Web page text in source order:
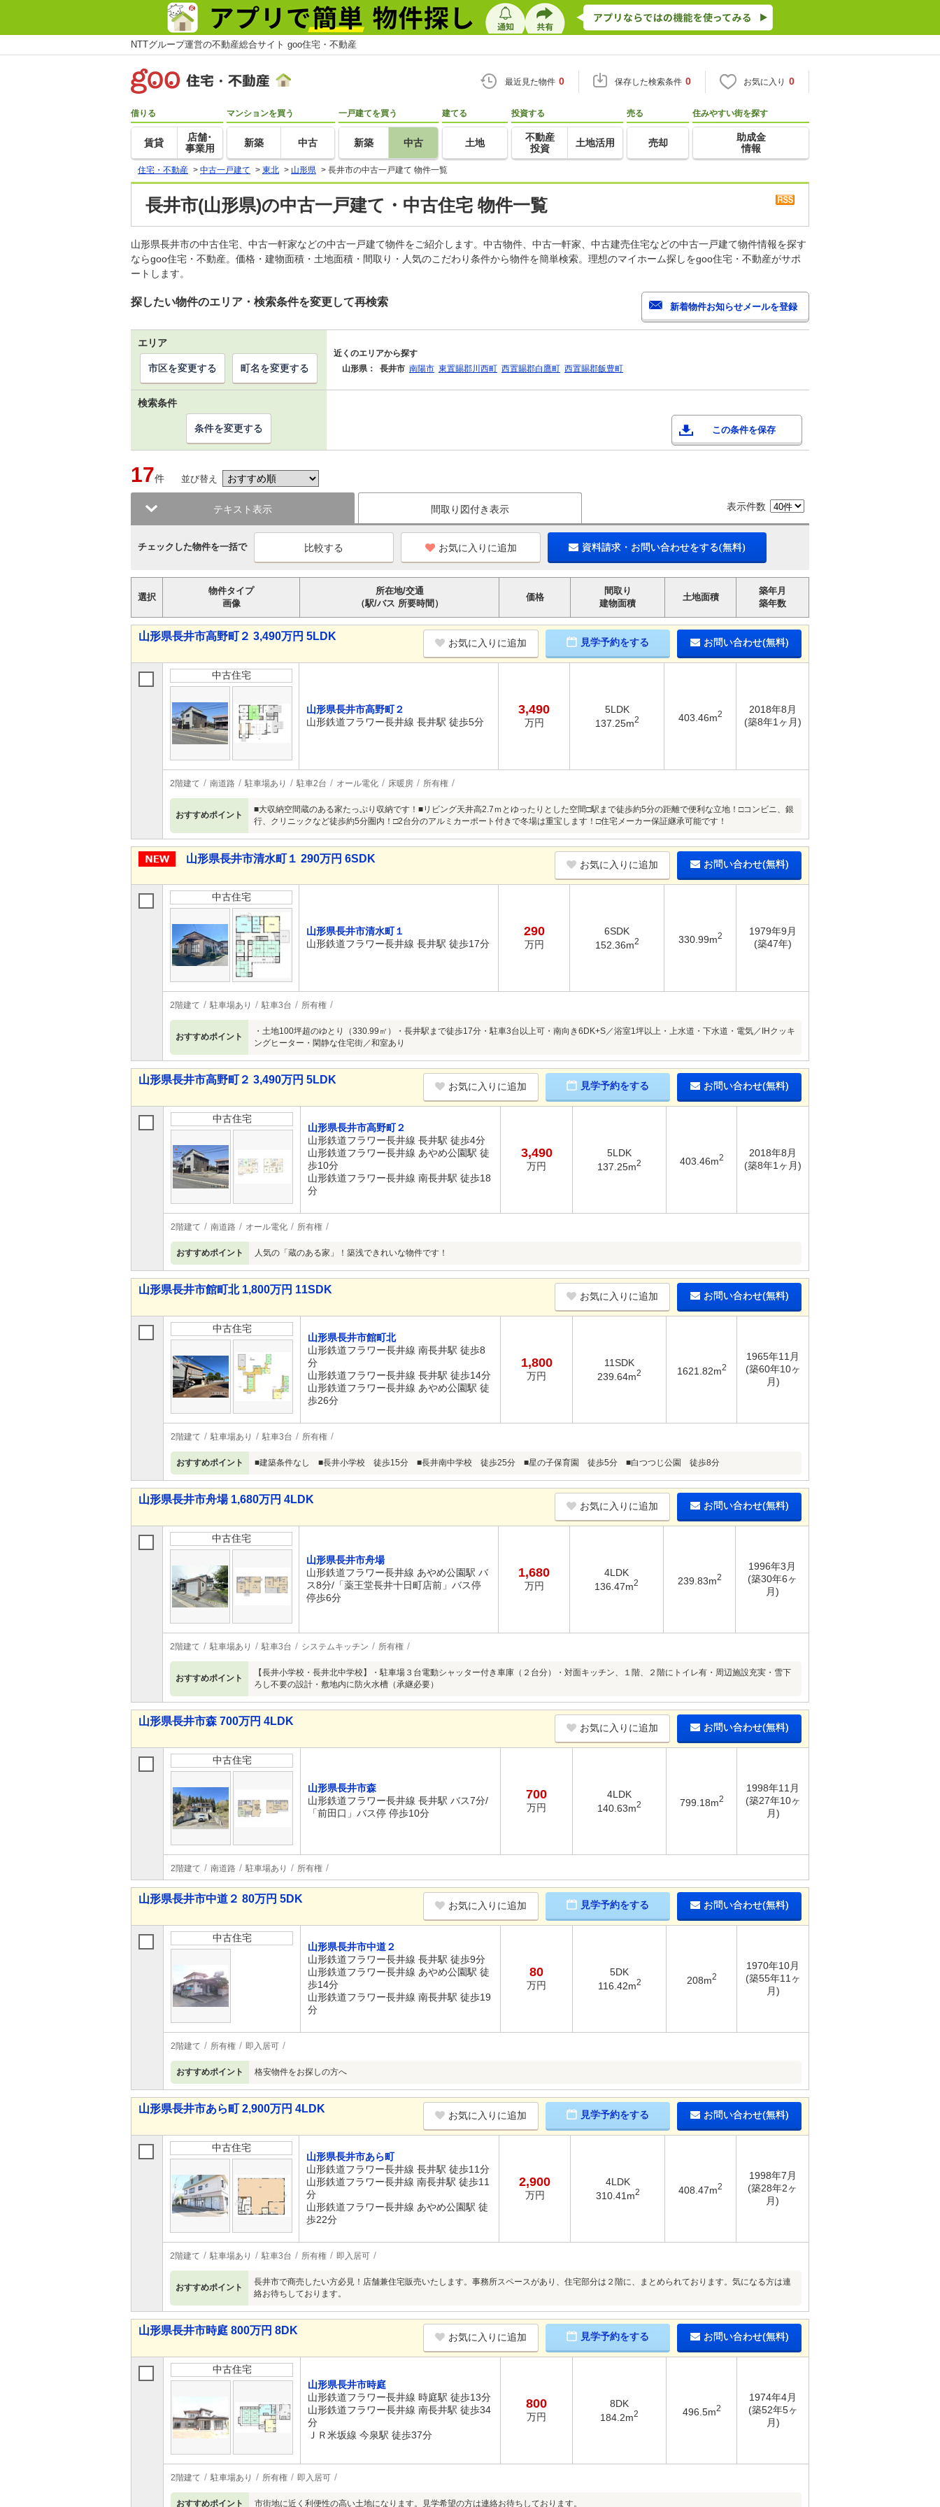
NTTグループ運営の不動産総合サイト goo住宅・不動産
最近見た物件 0 保存した検索条件 0 お気に入り 0
借りる
賃貸
店舗･
事業用
マンションを買う
新築 中古
一戸建てを買う
新築 中古
建てる
土地
投資する
不動産
投資
土地活用
売る
売却
住みやすい街を探す
助成金
情報
住宅・不動産 > 中古一戸建て > 東北 > 山形県 > 長井市の中古一戸建て 物件一覧
長井市(山形県)の中古一戸建て・中古住宅 物件一覧
山形県長井市の中古住宅、中古一軒家などの中古一戸建て物件をご紹介します。中古物件、中古一軒家、中古建売住宅などの中古一戸建て物件情報を探す
ならgoo住宅・不動産。価格・建物面積・土地面積・間取り・人気のこだわり条件から物件を簡単検索。理想のマイホーム探しをgoo住宅・不動産がサポ
ートします。
探したい物件のエリア・検索条件を変更して再検索
エリア
近くのエリアから探す
山形県：
長井市 南陽市 東置賜郡川西町 西置賜郡白鷹町 西置賜郡飯豊町
市区を変更する 町名を変更する
検索条件
この条件を保存
条件を変更する
17件 並び替え
テキスト表示 間取り図付き表示 表示件数
チェックした物件を一括で お気に入りに追加 資料請求・お問い合わせをする(無料)
選択
物件タイプ
画像
所在地/交通
（駅/バス 所要時間）
価格
間取り
建物面積
土地面積
築年月
築年数
山形県長井市高野町２ 3,490万円 5LDK
お気に入りに追加 見学予約をする お問い合わせ(無料)
中古住宅
山形県長井市高野町２
山形鉄道フラワー長井線 長井駅 徒歩5分
3,490
万円
5LDK
137.25m2 403.46m2
2018年8月
(築8年1ヶ月)
2階建て 南道路 駐車場あり 駐車2台 オール電化 床暖房 所有権
おすすめポイント
■大収納空間蔵のある家たっぷり収納です！■リビング天井高2.7ｍとゆったりとした空間□駅まで徒歩約5分の距離で便利な立地！□コンビニ、銀
行、クリニックなど徒歩約5分圏内！□2台分のアルミカーポート付きで冬場は重宝します！□住宅メーカー保証継承可能です！
山形県長井市清水町１ 290万円 6SDK お気に入りに追加 お問い合わせ(無料)
中古住宅
山形県長井市清水町１
山形鉄道フラワー長井線 長井駅 徒歩17分
290
万円
6SDK
152.36m2 330.99m2
1979年9月
(築47年)
2階建て 駐車場あり 駐車3台 所有権
おすすめポイント
・土地100坪超のゆとり（330.99㎡）・長井駅まで徒歩17分・駐車3台以上可・南向き6DK+S／浴室1坪以上・上水道・下水道・電気／IHクッキ
ングヒーター・閑静な住宅街／和室あり
山形県長井市高野町２ 3,490万円 5LDK
お気に入りに追加 見学予約をする お問い合わせ(無料)
中古住宅
山形県長井市高野町２
山形鉄道フラワー長井線 長井駅 徒歩4分
山形鉄道フラワー長井線 あやめ公園駅 徒
歩10分
山形鉄道フラワー長井線 南長井駅 徒歩18
分
3,490
万円
5LDK
137.25m2 403.46m2
2018年8月
(築8年1ヶ月)
2階建て 南道路 オール電化 所有権
おすすめポイント 人気の「蔵のある家」！築浅できれいな物件です！
山形県長井市館町北 1,800万円 11SDK
お気に入りに追加 お問い合わせ(無料)
中古住宅
山形県長井市館町北
山形鉄道フラワー長井線 南長井駅 徒歩8
分
山形鉄道フラワー長井線 長井駅 徒歩14分
山形鉄道フラワー長井線 あやめ公園駅 徒
歩26分
1,800
万円
11SDK
239.64m2 1621.82m2
1965年11月
(築60年10ヶ
月)
2階建て 駐車場あり 駐車3台 所有権
おすすめポイント ■建築条件なし ■長井小学校 徒歩15分 ■長井南中学校 徒歩25分 ■星の子保育園 徒歩5分 ■白つつじ公園 徒歩8分
山形県長井市舟場 1,680万円 4LDK
お気に入りに追加 お問い合わせ(無料)
中古住宅
山形県長井市舟場
山形鉄道フラワー長井線 あやめ公園駅 バ
ス8分/「薬王堂長井十日町店前」バス停
停歩6分
1,680
万円
4LDK
136.47m2 239.83m2
1996年3月
(築30年6ヶ
月)
2階建て 駐車場あり 駐車3台 システムキッチン 所有権
おすすめポイント
【長井小学校・長井北中学校】・駐車場３台電動シャッター付き車庫（２台分）・対面キッチン、１階、２階にトイレ有・周辺施設充実・雪下
ろし不要の設計・敷地内に防火水槽（承継必要）
山形県長井市森 700万円 4LDK
お気に入りに追加 お問い合わせ(無料)
中古住宅
山形県長井市森
山形鉄道フラワー長井線 長井駅 バス7分/
「前田口」バス停 停歩10分
700
万円
4LDK
140.63m2 799.18m2
1998年11月
(築27年10ヶ
月)
2階建て 南道路 駐車場あり 所有権
山形県長井市中道２ 80万円 5DK
お気に入りに追加 見学予約をする お問い合わせ(無料)
中古住宅
山形県長井市中道２
山形鉄道フラワー長井線 長井駅 徒歩9分
山形鉄道フラワー長井線 あやめ公園駅 徒
歩14分
山形鉄道フラワー長井線 南長井駅 徒歩19
分
80
万円
5DK
116.42m2 208m2
1970年10月
(築55年11ヶ
月)
2階建て 所有権 即入居可
おすすめポイント 格安物件をお探しの方へ
山形県長井市あら町 2,900万円 4LDK
お気に入りに追加 見学予約をする お問い合わせ(無料)
中古住宅
山形県長井市あら町
山形鉄道フラワー長井線 長井駅 徒歩11分
山形鉄道フラワー長井線 南長井駅 徒歩11
分
山形鉄道フラワー長井線 あやめ公園駅 徒
歩22分
2,900
万円
4LDK
310.41m2 408.47m2
1998年7月
(築28年2ヶ
月)
2階建て 駐車場あり 駐車3台 所有権 即入居可
おすすめポイント
長井市で商売したい方必見！店舗兼住宅販売いたします。事務所スペースがあり、住宅部分は２階に、まとめられております。気になる方は連
絡お待ちしております。
山形県長井市時庭 800万円 8DK
お気に入りに追加 見学予約をする お問い合わせ(無料)
中古住宅
山形県長井市時庭
山形鉄道フラワー長井線 時庭駅 徒歩13分
山形鉄道フラワー長井線 南長井駅 徒歩34
分
ＪＲ米坂線 今泉駅 徒歩37分
800
万円
8DK
184.2m2 496.5m2
1974年4月
(築52年5ヶ
月)
2階建て 駐車場あり 所有権 即入居可
おすすめポイント 市街地に近く利便性の高い土地になります。見学希望の方は連絡お待ちしております。